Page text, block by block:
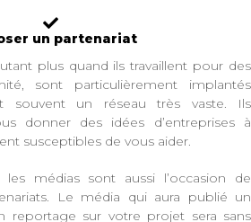
un partenariat
plus quand ils travaillent pour des
sont particulièrement implantés
souvent un réseau très vaste. Ils
donner des idées d’entreprises à
susceptibles de vous aider.
médias sont aussi l’occasion de
Le média qui aura publié un
reportage sur votre projet sera sans